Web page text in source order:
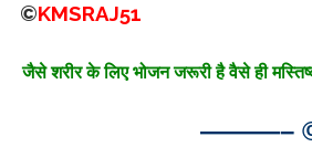
©KMSRAJ51
जैसे शरीर के लिए भोजन जरूरी है वैसे ही
———– ©